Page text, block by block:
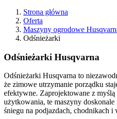
Strona główna
Oferta
Maszyny ogrodowe
Odśnieżarki
Odśnieżarki Husqvarna
Odśnieżarki Husqvarna to
że zimowe utrzymanie porządku
efektywne. Zaprojektowane z
użytkowania, te maszyny
śniegu na podjazdach, chodnikach i